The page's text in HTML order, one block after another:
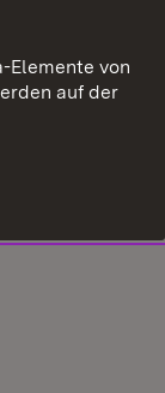
Elemente von
auf der